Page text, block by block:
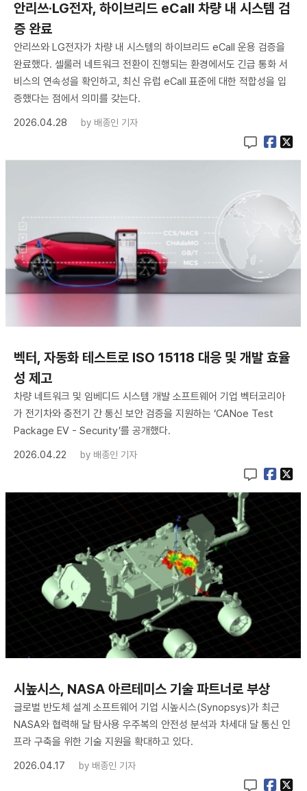
안리쓰·LG전자, 하이브리드 eCall 차량 내 시스템 검
증 완료
안리쓰와 LG전자가 차량 내 시스템의 하이브리드 eCall 운용 검증을
완료했다. 셀룰러 네트워크 전환이 진행되는 환경에서도 긴급 통화 서
비스의 연속성을 확인하고, 최신 유럽 eCall 표준에 대한 적합성을 입
증했다는 점에서 의미를 갖는다.
2026.04.28
by 배종인 기자
벡터, 자동화 테스트로 ISO 15118 대응 및 개발 효율
성 제고
차량 네트워크 및 임베디드 시스템 개발 소프트웨어 기업 벡터코리아
가 전기차와 충전기 간 통신 보안 검증을 지원하는 ‘CANoe Test
Package EV - Security’를 공개했다.
2026.04.22
by 배종인 기자
시높시스, NASA 아르테미스 기술 파트너로 부상
글로벌 반도체 설계 소프트웨어 기업 시높시스(Synopsys)가 최근
NASA와 협력해 달 탐사용 우주복의 안전성 분석과 차세대 달 통신 인
프라 구축을 위한 기술 지원을 확대하고 있다.
2026.04.17
by 배종인 기자